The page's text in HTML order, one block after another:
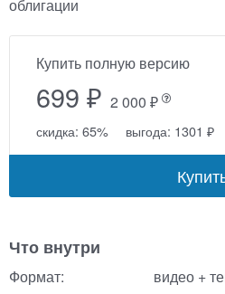
облигации
Купить полную версию
699 ₽ 2 000 ₽
скидка: 65% выгода: 1301 ₽
Что внутри
Формат:
видео +